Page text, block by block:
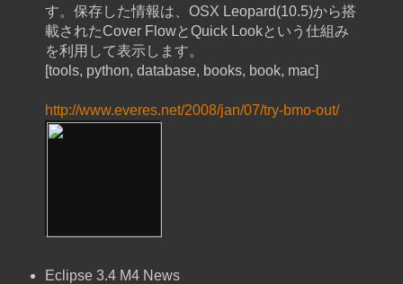
す。保存した情報は、OSX Leopard(10.5)から搭
載されたCover FlowとQuick Lookという仕組み
を利用して表示します。
[tools, python, database, books, book, mac]
http://www.everes.net/2008/jan/07/try-bmo-out/
Eclipse 3.4 M4 News